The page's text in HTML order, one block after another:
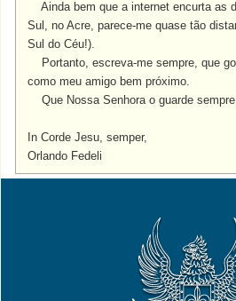
Ainda bem que a internet encurta as
Sul, no Acre, parece-me quase tão
Sul do Céu!).
Portanto, escreva-me sempre, que
como meu amigo bem próximo.
Que Nossa Senhora o guarde
In Corde Jesu, semper,
Orlando Fedeli